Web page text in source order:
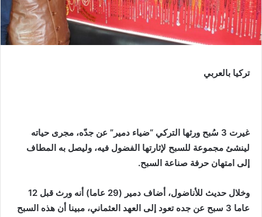
تركيا بالعربي
غيرت 3 سُبح ورثها التركي “ضياء دمير” عن جدّه، مجرى حياته
لينشئ مجموعة للسبح لإثارتها الفضول فيه، وليصل به المطاف
إلى امتهان حرفة صناعة السبح.
وخلال حديث للأناضول، أضاف دمير (29 عاما) أنه ورث قبل 12
عاما 3 سبح عن جده تعود إلى العهد العثماني، مبينا أن هذه السبح